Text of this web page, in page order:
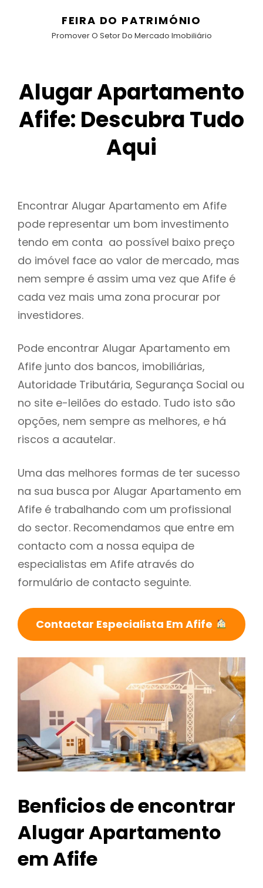
FEIRA DO PATRIMÓNIO
Promover O Setor Do Mercado Imobiliário
Alugar Apartamento
Afife: Descubra Tudo
Aqui
Encontrar Alugar Apartamento em Afife
pode representar um bom investimento
tendo em conta ao possível baixo preço
do imóvel face ao valor de mercado, mas
nem sempre é assim uma vez que Afife é
cada vez mais uma zona procurar por
investidores.
Pode encontrar Alugar Apartamento em
Afife junto dos bancos, imobiliárias,
Autoridade Tributária, Segurança Social ou
no site e-leilões do estado. Tudo isto são
opções, nem sempre as melhores, e há
riscos a acautelar.
Uma das melhores formas de ter sucesso
na sua busca por Alugar Apartamento em
Afife é trabalhando com um profissional
do sector. Recomendamos que entre em
contacto com a nossa equipa de
especialistas em Afife através do
formulário de contacto seguinte.
Contactar Especialista Em Afife
Benficios de encontrar
Alugar Apartamento
em Afife